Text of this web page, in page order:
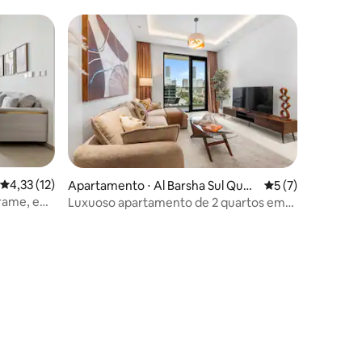
4,33 de uma avaliação média de 5, 12 avaliações
4,33 (12)
em
Apartamento ⋅ Al Barsha Sul Quar
to
5 de uma
5 (7)
Luxuoso apartamento de 2 quartos em